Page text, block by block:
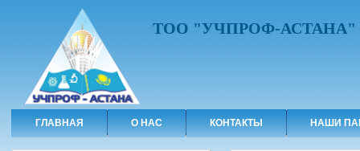
ТОО "УЧПРОФ-АСТАНА"
ГЛАВНАЯ О НАС КОНТАКТЫ НАШИ